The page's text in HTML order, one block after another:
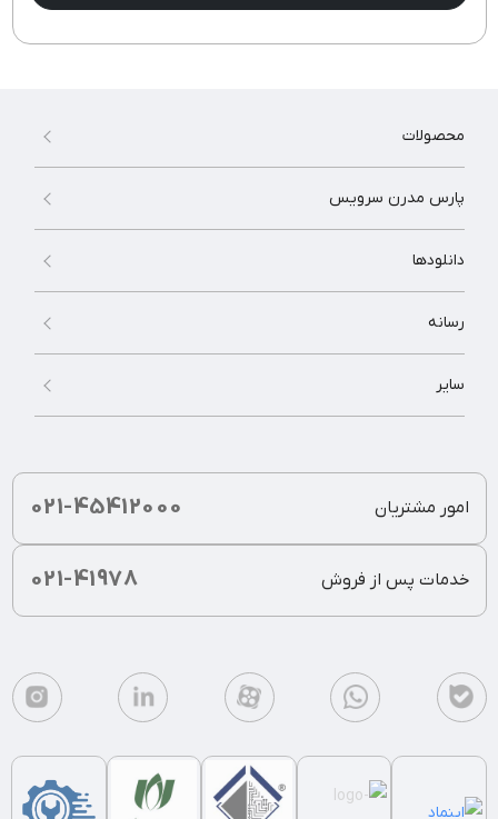
محصولات
پارس مدرن سرویس
دانلودها
رسانه
سایر
021-45412000 امور مشتریان
021-41978 خدمات پس از فروش